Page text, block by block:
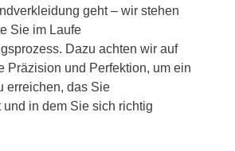
geht – wir stehen
Sie im Laufe
Dazu achten wir auf
Präzision und Perfektion, um ein
erreichen, das Sie
und in dem Sie sich richtig